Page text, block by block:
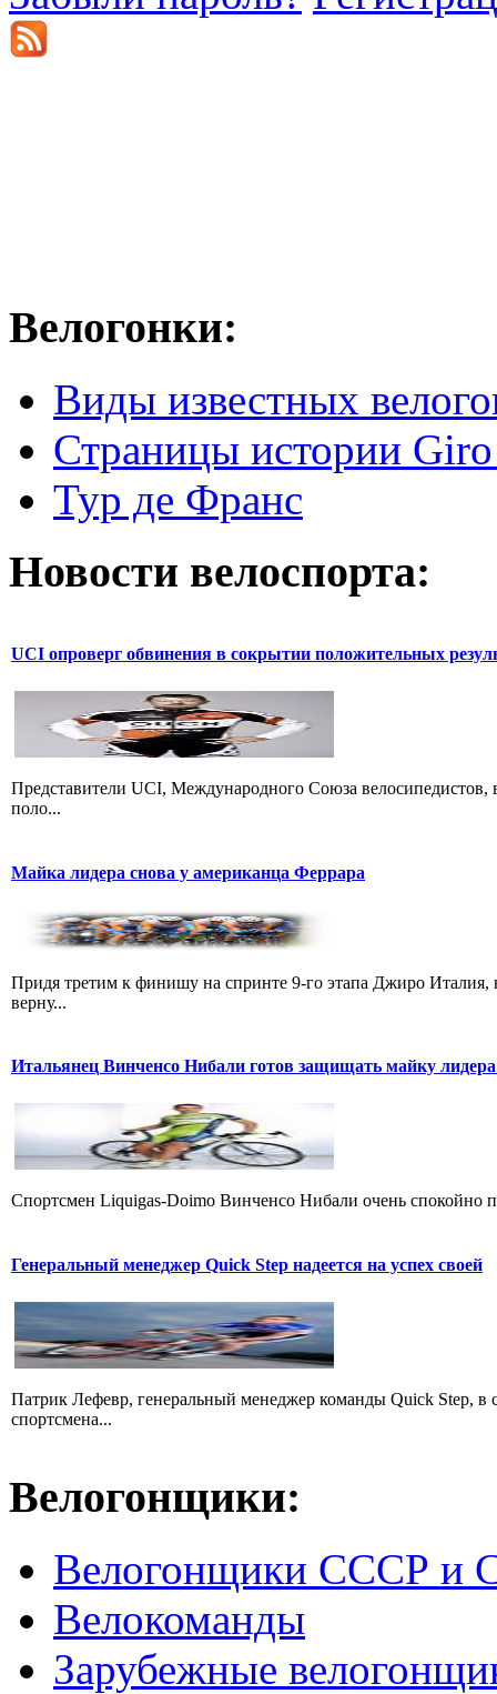
Велогонки:
Виды известных
Страницы истории
Тур де Франс
Новости велоспорта:
UCI опроверг обвинения в сокрытии положительных
Представители UCI, Международного Союза
поло...
Майка лидера снова у американца Феррара
Придя третим к финишу на спринте 9-го этапа Джиро
верну...
Итальянец Винченсо Нибали готов защищать майку
Cпортсмен Liquigas-Doimo Винченсо Нибали очень спокойно
Генеральный менеджер Quick Step надеется на успех своей
Патрик Лефевр, генеральный менеджер команды Quick Step, в
спортсмена...
Велогонщики:
Велогонщики СССР и
Велокоманды
Зарубежные